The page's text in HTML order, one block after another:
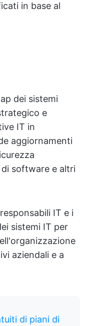
in base al
dei sistemi
e
IT in
aggiornamenti
software e altri
IT e i
sistemi IT per
aziendali e a
di piani di